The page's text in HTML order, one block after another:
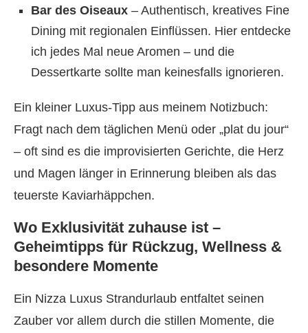
Bar des Oiseaux – Authentisch, kreatives Fine
Dining mit regionalen Einflüssen. Hier entdecke
ich jedes Mal neue Aromen – und die
Dessertkarte sollte man keinesfalls ignorieren.
Ein kleiner Luxus-Tipp aus meinem Notizbuch:
Fragt nach dem täglichen Menü oder „plat du jour“
– oft sind es die improvisierten Gerichte, die Herz
und Magen länger in Erinnerung bleiben als das
teuerste Kaviarhäppchen.
Wo Exklusivität zuhause ist –
Geheimtipps für Rückzug, Wellness &
besondere Momente
Ein Nizza Luxus Strandurlaub entfaltet seinen
Zauber vor allem durch die stillen Momente, die